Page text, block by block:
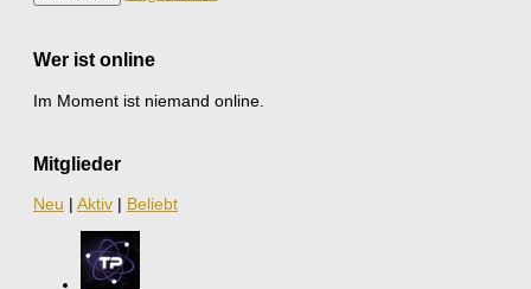
Wer ist online
Im Moment ist niemand online.
Mitglieder
Neu | Aktiv | Beliebt